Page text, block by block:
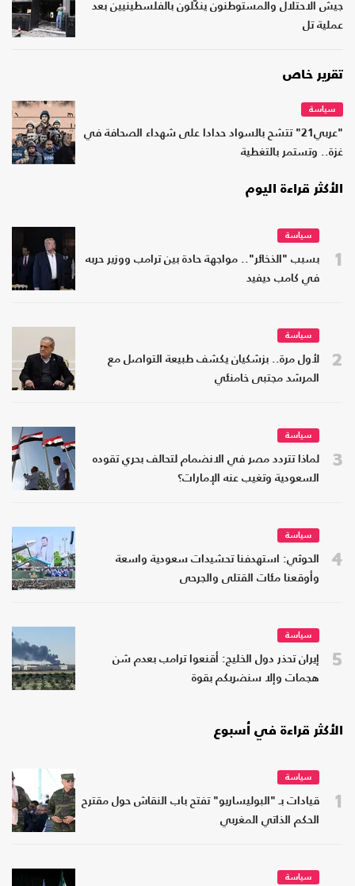
جيش الاحتلال والمستوطنون ينكّلون بالفلسطينيين بعد
عملية تل
تقرير خاص
سياسة
"عربي21" تتشح بالسواد حدادا على شهداء الصحافة في
غزة.. وتستمر بالتغطية
الأكثر قراءة اليوم
1
سياسة
بسبب "الذخائر".. مواجهة حادة بين ترامب ووزير حربه
في كامب ديفيد
2
سياسة
لأول مرة.. بزشكيان يكشف طبيعة التواصل مع
المرشد مجتبى خامنئي
3
سياسة
لماذا تتردد مصر في الانضمام لتحالف بحري تقوده
السعودية وتغيب عنه الإمارات؟
4
سياسة
الحوثي: استهدفنا تحشيدات سعودية واسعة
وأوقعنا مئات القتلى والجرحى
5
سياسة
إيران تحذر دول الخليج: أقنعوا ترامب بعدم شن
هجمات وإلا سنضربكم بقوة
الأكثر قراءة في أسبوع
1
سياسة
قيادات بـ "البوليساريو" تفتح باب النقاش حول مقترح
الحكم الذاتي المغربي
سياسة